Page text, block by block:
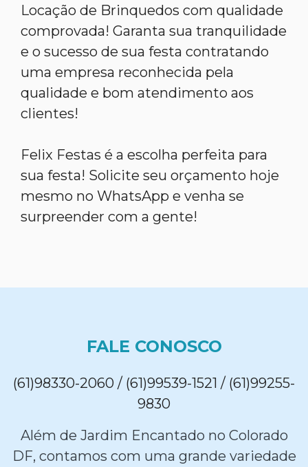
Locação de Brinquedos com qualidade
comprovada! Garanta sua tranquilidade
e o sucesso de sua festa contratando
uma empresa reconhecida pela
qualidade e bom atendimento aos
clientes!
Felix Festas é a escolha perfeita para
sua festa! Solicite seu orçamento hoje
mesmo no WhatsApp e venha se
surpreender com a gente!
FALE CONOSCO
(61)98330-2060 / (61)99539-1521 / (61)99255-
9830
Além de Jardim Encantado no Colorado
DF, contamos com uma grande variedade